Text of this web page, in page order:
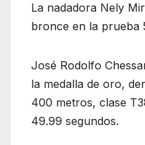
La nadadora Nely
bronce en la prueba
José Rodolfo
la medalla de oro,
400 metros, clase
49.99 segundos.